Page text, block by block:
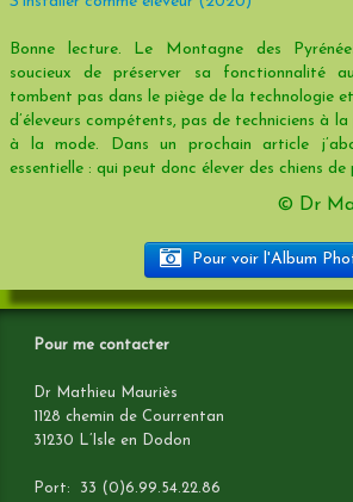
Bonne lecture. Le Montagne des
soucieux de préserver sa fonctionnalité
tombent pas dans le piège de la technologie
d’éleveurs compétents, pas de techniciens à
à la mode. Dans un prochain article
essentielle : qui peut donc élever des chiens
© Dr
Pour voir l'Album
Pour me contacter
Dr Mathieu Mauriès
1128 chemin de Courrentan
31230 L’Isle en Dodon
Port: 33 (0)6.99.54.22.86